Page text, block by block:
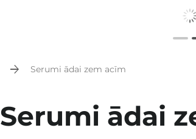
Serumi ādai zem acīm
Serumi ādai